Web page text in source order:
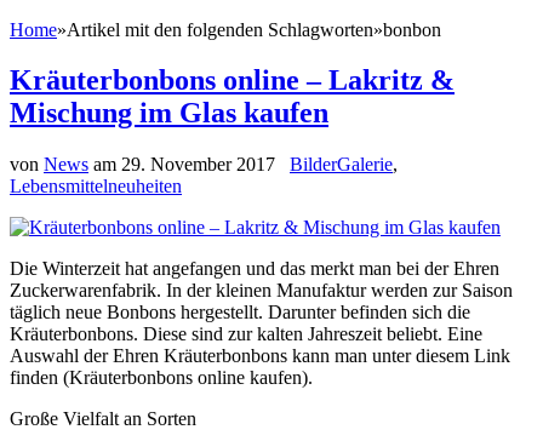
Home»Artikel mit den folgenden Schlagworten»bonbon
Kräuterbonbons online – Lakritz &
Mischung im Glas kaufen
von News am 29. November 2017 BilderGalerie,
Lebensmittelneuheiten
Die Winterzeit hat angefangen und das merkt man bei der Ehren
Zuckerwarenfabrik. In der kleinen Manufaktur werden zur Saison
täglich neue Bonbons hergestellt. Darunter befinden sich die
Kräuterbonbons. Diese sind zur kalten Jahreszeit beliebt. Eine
Auswahl der Ehren Kräuterbonbons kann man unter diesem Link
finden (Kräuterbonbons online kaufen).
Große Vielfalt an Sorten